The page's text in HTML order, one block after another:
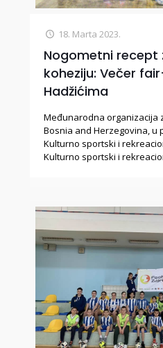
18. Marta 2023.
Nogometni recept
koheziju: Večer
Hadžićima
Međunarodna organizacija
Bosnia and Herzegovina, u
Kulturno sportski i
Kulturno sportski i